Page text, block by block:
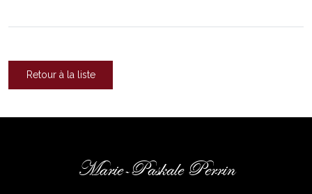
Retour à la liste
Marie-Paskale Perrin